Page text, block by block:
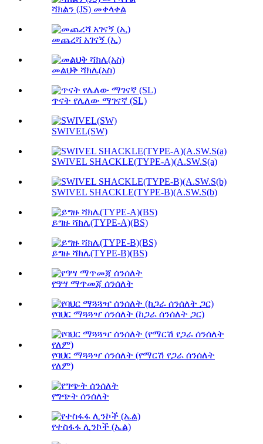
ሻክልን (JS) መቀላቀል
መጨረሻ አገናኝ (ኢ)
መልህቅ ሻክሌ(አስ)
ጥናት የሌለው ማገናኛ (SL)
SWIVEL(SW)
SWIVEL SHACKLE(TYPE-A)(A.SW.S(a)
SWIVEL SHACKLE(TYPE-B)(A.SW.S(b)
ይግዙ ሻክሌ(TYPE-A)(BS)
ይግዙ ሻክሌ(TYPE-B)(BS)
የዓሣ ማጥመጃ ሰንሰለት
የባህር ማጓጓዣ ሰንሰለት (ከጋራ ሰንሰለት ጋር)
የባህር ማጓጓዣ ሰንሰለት (የማርሽ የጋራ ሰንሰለት
የለም)
የግጭት ሰንሰለት
የተስፋፋ ሊንኮች (ኤል)